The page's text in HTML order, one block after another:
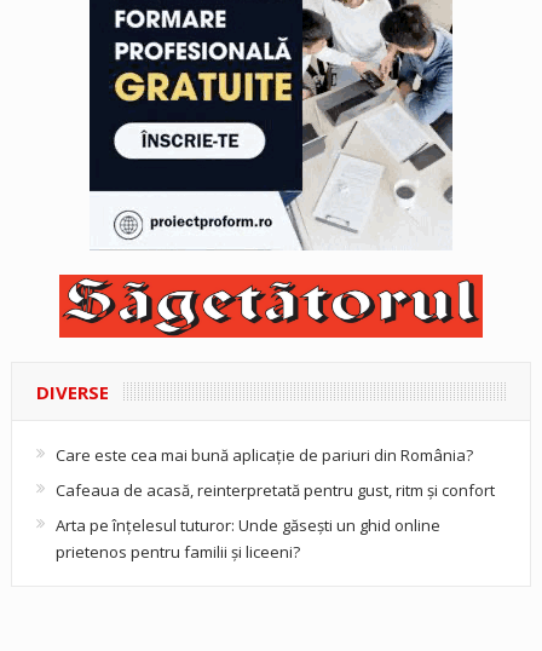
DIVERSE
Care este cea mai bună aplicație de pariuri din România?
Cafeaua de acasă, reinterpretată pentru gust, ritm și confort
Arta pe înțelesul tuturor: Unde găsești un ghid online
prietenos pentru familii și liceeni?